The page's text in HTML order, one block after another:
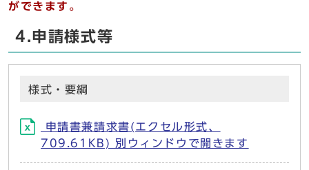
ができます。
4.申請様式等
様式・要綱
申請書兼請求書(エクセル形式、
709.61KB) 別ウィンドウで開きます